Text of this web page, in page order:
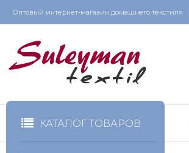
Оптовый интернет-магазин домашнего текстиля
КАТАЛОГ ТОВАРОВ